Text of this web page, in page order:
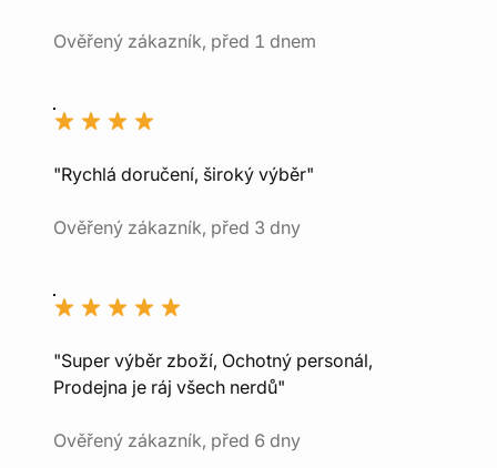
Ověřený zákazník, před 1 dnem
"Rychlá doručení, široký výběr"
Ověřený zákazník, před 3 dny
"Super výběr zboží, Ochotný personál,
Prodejna je ráj všech nerdů"
Ověřený zákazník, před 6 dny